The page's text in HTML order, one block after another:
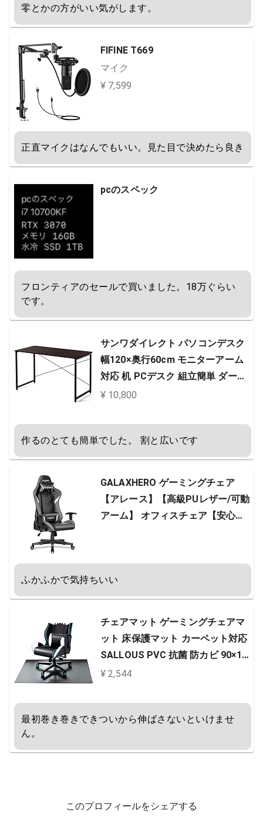
零とかの方がいい気がします。
FIFINE T669
マイク
¥ 7,599
正直マイクはなんでもいい。見た目で決めたら良き
pcのスペック
フロンティアのセールで買いました。18万ぐらい
です。
サンワダイレクト パソコンデスク
幅120×奥行60cm モニターアーム
対応 机 PCデスク 組立簡単 ダーク
ブラウン 100-DESKF004BR
¥ 10,800
作るのとても簡単でした。 割と広いです
GALAXHERO ゲーミングチェア
【アレース】【高級PUレザー/可動
アーム】 オフィスチェア【安心の
ヘッドレスト ランバーサポート ロ
ッキング グレー
ふかふかで気持ちいい
チェアマット ゲーミングチェアマ
ット 床保護マット カーペット対応
SALLOUS PVC 抗菌 防カビ 90×12
0cm ズレない 厚さ1.5mm ソフト
無臭 お手入れ簡単 床暖房対応 滑り
止め (120*90cm, ブラック)
¥ 2,544
最初巻き巻きできついから伸ばさないといけませ
ん。
このプロフィールをシェアする